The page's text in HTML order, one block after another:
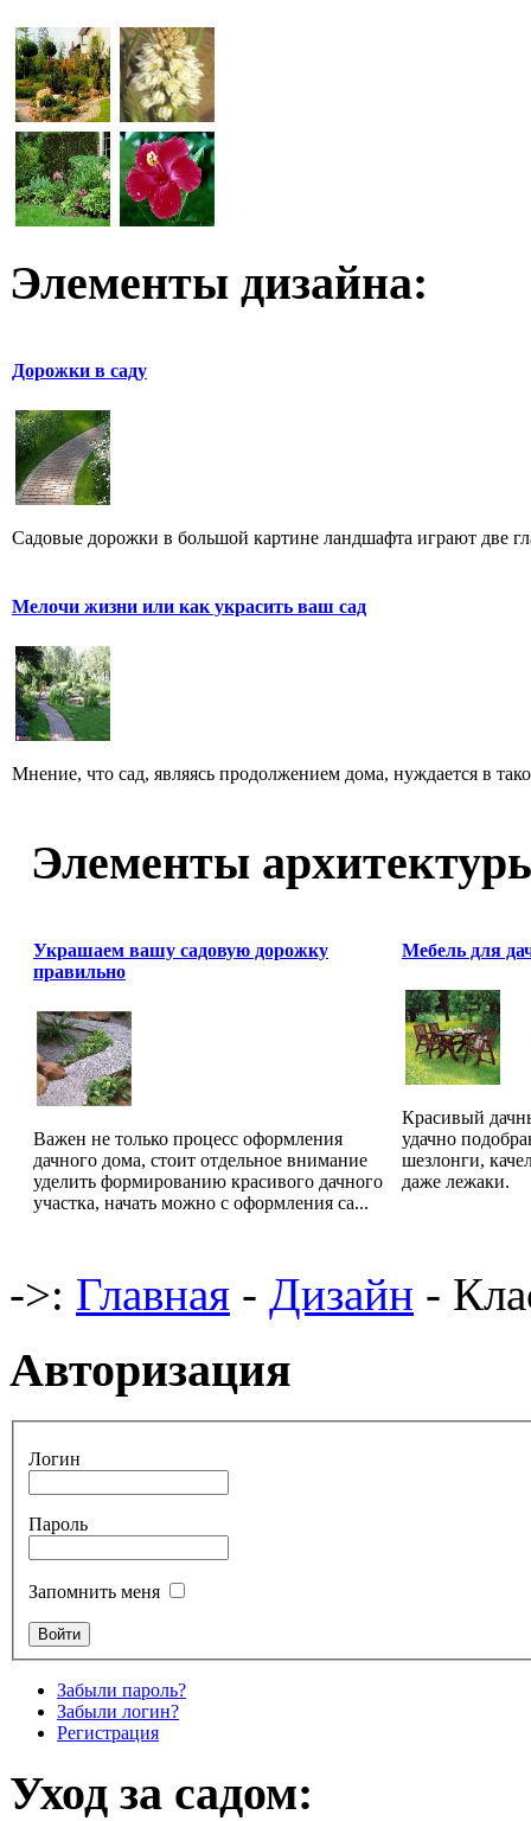
Элементы дизайна:
Дорожки в саду
Садовые дорожки в большой картине ландшафта играют две
Мелочи жизни или как украсить ваш сад
Мнение, что сад, являясь продолжением дома, нуждается в
Элементы
Украшаем вашу садовую дорожку
правильно
Важен не только процесс оформления
дачного дома, стоит отдельное внимание
уделить формированию красивого дачного
участка, начать можно с оформления са...
Мебель для
Красивый
удачно
шезлонги,
даже лежаки.
->: Главная - Дизайн -
Авторизация
Логин
Пароль
Запомнить меня
Забыли пароль?
Забыли логин?
Регистрация
Уход за садом: